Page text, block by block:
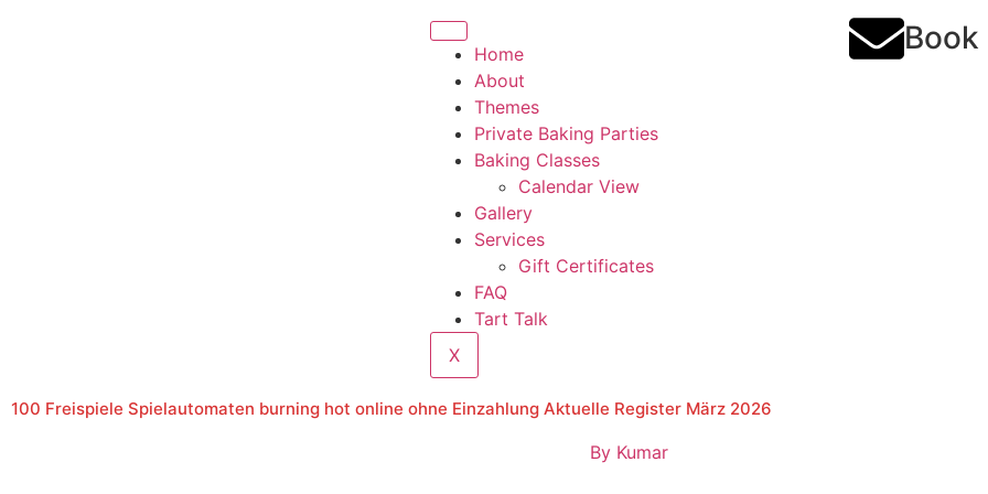
Home
About
Themes
Private Baking Parties
Baking Classes
Calendar View
Gallery
Services
Gift Certificates
FAQ
Tart Talk
X
Book
100 Freispiele Spielautomaten burning hot online ohne Einzahlung Aktuelle Register März 2026
ByKumar